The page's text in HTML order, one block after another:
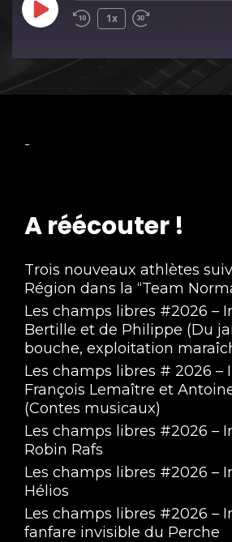
Play
1x
-
A réécouter !
Trois nouveaux athlètes
Région dans la “Team
Les champs libres #2026 –
Bertille et de Philippe (Du
bouche, exploitation
Les champs libres # 2026 –
François Lemaître et
(Contes musicaux)
Les champs libres #2026 –
Robin Rafs
Les champs libres #2026 –
Hélios
Les champs libres #2026 –
fanfare invisible du Perche